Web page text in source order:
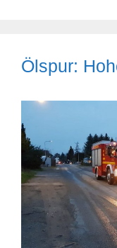
Ölspur: